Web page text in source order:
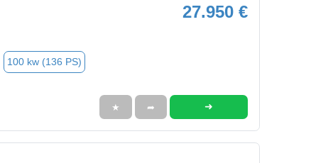
27.950 €
100 kw (136 PS)
★ ➦ ➜